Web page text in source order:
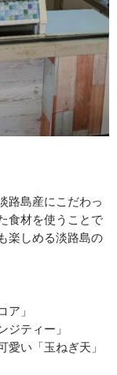
路島産にこだわっ
食材を使うことで
楽しめる淡路島の
」
ティー」
い「玉ねぎ天」